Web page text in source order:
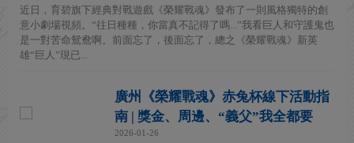
近日，育碧旗下經典對戰遊戲《榮耀戰魂》發布了一則風格獨特的創
意小劇場視頻。“往日種種，你當真不記得了嗎...”我看巨人和守護鬼也
是一對苦命鴛鴦啊。前面忘了，後面忘了，總之《榮耀戰魂》新英
雄“巨人”現已...
廣州《榮耀戰魂》赤兔杯線下活動指
南 | 獎金、周邊、“義父”我全都要
2026-01-26